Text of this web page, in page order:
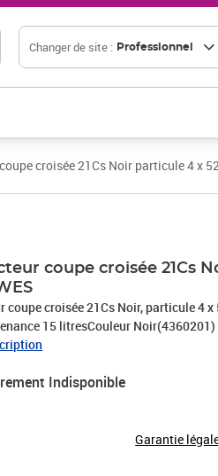
Changer de site : Professionnel
croisée 21Cs Noir particule 4 x
coupe croisée 21Cs
coupe croisée 21Cs Noir, particule 4
15 litresCouleur Noir(4360201)
Indisponible
Garantie